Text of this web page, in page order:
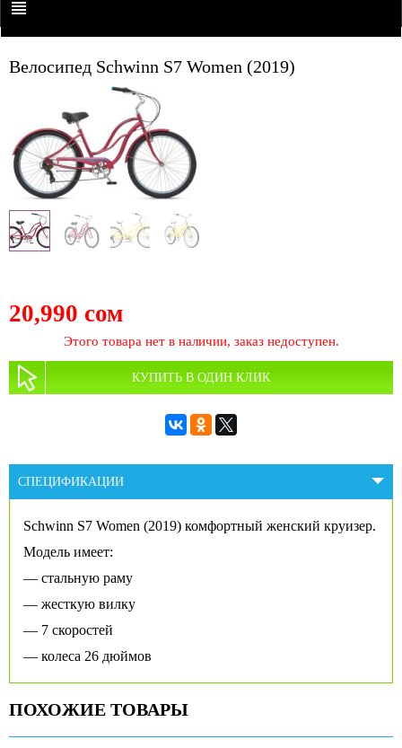
Велосипед Schwinn S7 Women (2019)
20,990 сом
Этого товара нет в наличии, заказ недоступен.
КУПИТЬ В ОДИН КЛИК
СПЕЦИФИКАЦИИ
Schwinn S7 Women (2019) комфортный женский круизер.
Модель имеет:
— стальную раму
— жесткую вилку
— 7 скоростей
— колеса 26 дюймов
ПОХОЖИЕ ТОВАРЫ